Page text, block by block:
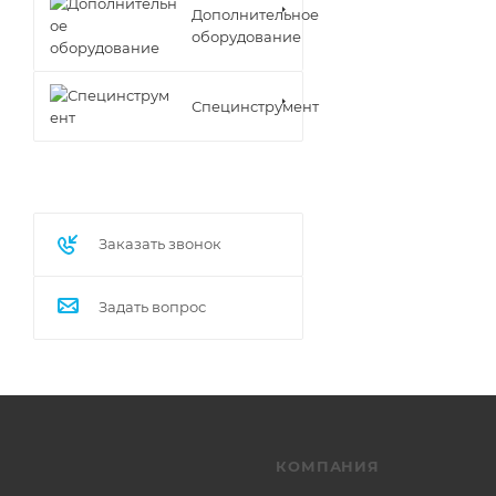
Дополнительное
оборудование
Специнструмент
Заказать звонок
Задать вопрос
КОМПАНИЯ